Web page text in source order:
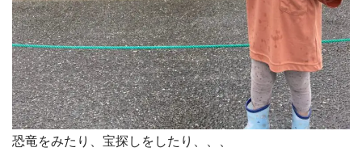
恐竜をみたり、宝探しをしたり、、、